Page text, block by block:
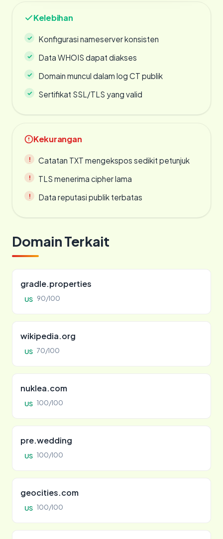
Kelebihan
Konfigurasi nameserver konsisten
Data WHOIS dapat diakses
Domain muncul dalam log CT publik
Sertifikat SSL/TLS yang valid
Kekurangan
Catatan TXT mengekspos sedikit petunjuk
TLS menerima cipher lama
Data reputasi publik terbatas
Domain Terkait
gradle.properties
US 90/100
wikipedia.org
US 70/100
nuklea.com
US 100/100
pre.wedding
US 100/100
geocities.com
US 100/100